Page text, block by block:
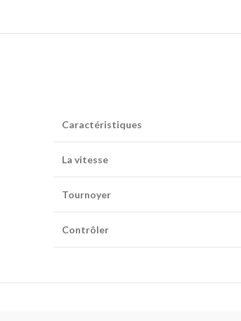
Caractéristiques
La vitesse
Tournoyer
Contrôler